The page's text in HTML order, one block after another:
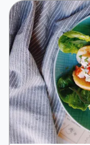
이
미
지